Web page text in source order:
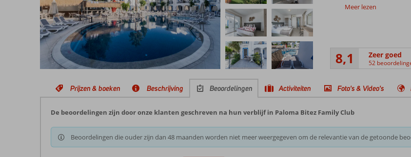
Meer lezen
8,1 Zeer goed
52
Prijzen & boeken Beschrijving Beoordelingen Activiteiten Foto's & Video's
De beoordelingen zijn door onze klanten geschreven na hun verblijf in Paloma Bitez Family Club
Beoordelingen die ouder zijn dan 48 maanden worden niet meer weergegeven om de relevantie van de getoonde